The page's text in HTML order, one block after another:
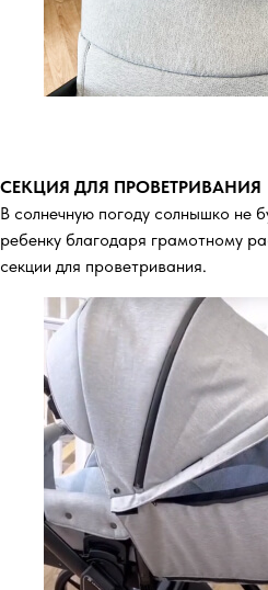
СЕКЦИЯ ДЛЯ ПРОВЕТРИВАНИЯ
В солнечную погоду солнышко не
ребенку благодаря грамотному
секции для проветривания.